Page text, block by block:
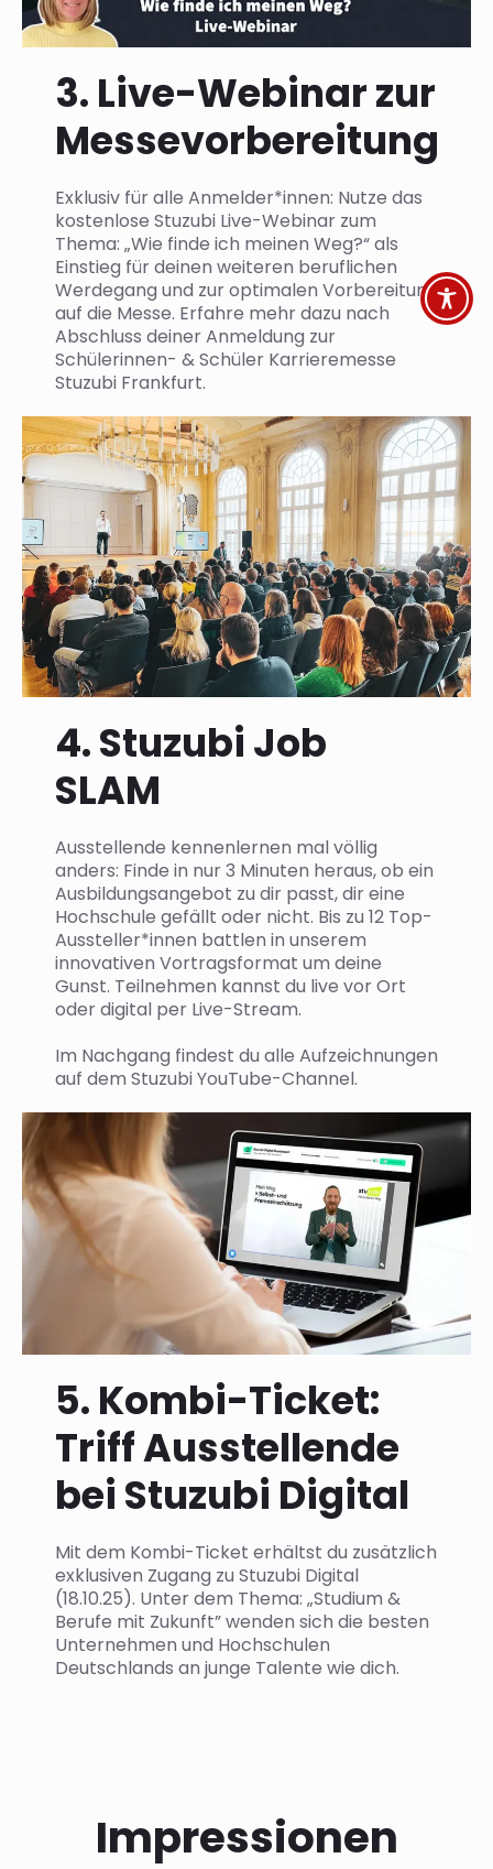
3. Live-Webinar zur
Messevorbereitung
Exklusiv für alle Anmelder*innen: Nutze das
kostenlose Stuzubi Live-Webinar zum
Thema: „Wie finde ich meinen Weg?“ als
Einstieg für deinen weiteren beruflichen
Werdegang und zur optimalen Vorbereitung
auf die Messe. Erfahre mehr dazu nach
Abschluss deiner Anmeldung zur
Schülerinnen- & Schüler Karrieremesse
Stuzubi Frankfurt.
4. Stuzubi Job
SLAM
Ausstellende kennenlernen mal völlig
anders: Finde in nur 3 Minuten heraus, ob ein
Ausbildungsangebot zu dir passt, dir eine
Hochschule gefällt oder nicht. Bis zu 12 Top-
Aussteller*innen battlen in unserem
innovativen Vortragsformat um deine
Gunst. Teilnehmen kannst du live vor Ort
oder digital per Live-Stream.
Im Nachgang findest du alle Aufzeichnungen
auf dem Stuzubi YouTube-Channel.
5. Kombi-Ticket:
Triff Ausstellende
bei Stuzubi Digital
Mit dem Kombi-Ticket erhältst du zusätzlich
exklusiven Zugang zu Stuzubi Digital
(18.10.25). Unter dem Thema: „Studium &
Berufe mit Zukunft” wenden sich die besten
Unternehmen und Hochschulen
Deutschlands an junge Talente wie dich.
Impressionen